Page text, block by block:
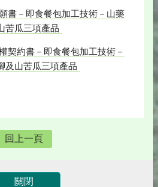
書－即食餐包加工技術－山藥
苦瓜三項產品
契約書－即食餐包加工技術－
及山苦瓜三項產品
回上一頁
關閉